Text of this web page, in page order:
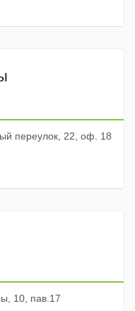
переулок, 22, оф. 18
10, пав.17